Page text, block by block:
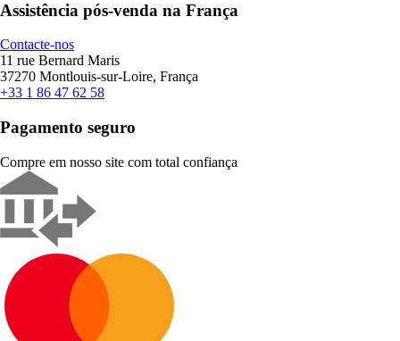
Assistência pós-venda na França
Contacte-nos
11 rue Bernard Maris
37270 Montlouis-sur-Loire, França
+33 1 86 47 62 58
Pagamento seguro
Compre em nosso site com total confiança